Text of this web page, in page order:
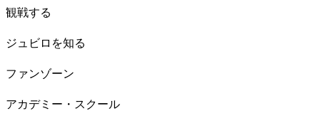
観戦する
ジュビロを知る
ファンゾーン
アカデミー・スクール